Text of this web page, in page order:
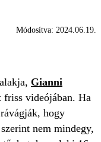
Módosítva: 2024.06.19.
Gianni
friss videójában. Ha
hogy
nem mindegy,